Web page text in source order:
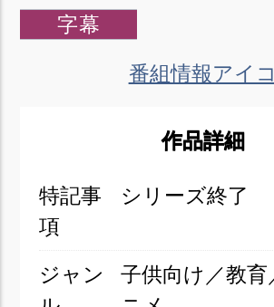
字幕
番組情報アイ
作品詳細
特記事
項
シリーズ終了
ジャン
子供向け／教育